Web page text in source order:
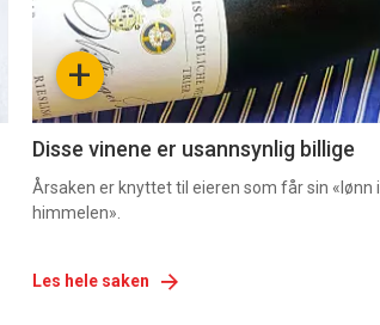
2 +
Disse vinene er usannsynlig billige
Årsaken er knyttet til eieren som får sin «lønn i
himmelen».
Les hele saken